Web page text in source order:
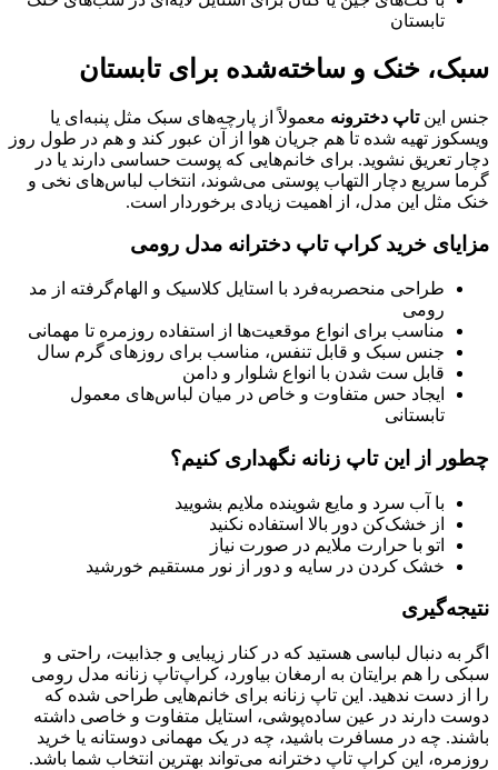
تابستان
سبک، خنک و ساخته‌شده برای تابستان
جنس اینتاپ دخترونه معمولاً از پارچه‌های سبک مثل پنبه‌ای یا
ویسکوز تهیه شده تا هم جریان هوا از آن عبور کند و هم در طول روز
دچار تعریق نشوید. برای خانم‌هایی که پوست حساسی دارند یا در
گرما سریع دچار التهاب پوستی می‌شوند، انتخاب لباس‌های نخی و
خنک مثل این مدل، از اهمیت زیادی برخوردار است.
مزایای خرید کراپ تاپ دخترانه مدل رومی
طراحی منحصر‌به‌فرد با استایل کلاسیک و الهام‌گرفته از مد
رومی
مناسب برای انواع موقعیت‌ها از استفاده روزمره تا مهمانی
جنس سبک و قابل تنفس، مناسب برای روزهای گرم سال
قابل ست شدن با انواع شلوار و دامن
ایجاد حس متفاوت و خاص در میان لباس‌های معمول
تابستانی
چطور از این تاپ زنانه نگهداری کنیم؟
با آب سرد و مایع شوینده ملایم بشویید
از خشک‌کن دور بالا استفاده نکنید
اتو با حرارت ملایم در صورت نیاز
خشک کردن در سایه و دور از نور مستقیم خورشید
نتیجه‌گیری
اگر به دنبال لباسی هستید که در کنار زیبایی و جذابیت، راحتی و
سبکی را هم برایتان به ارمغان بیاورد، کراپ‌تاپ زنانه مدل رومی
را از دست ندهید. این تاپ زنانه برای خانم‌هایی طراحی شده که
دوست دارند در عین ساده‌پوشی، استایل متفاوت و خاصی داشته
باشند. چه در مسافرت باشید، چه در یک مهمانی دوستانه یا خرید
روزمره، این کراپ تاپ دخترانه می‌تواند بهترین انتخاب شما باشد.